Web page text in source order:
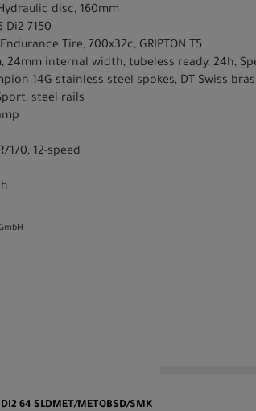
disc, 160mm
Di2 7150
Tire, 700x32c, GRIPTON T5
24mm internal width, tubeless ready, 24h,
14G stainless steel spokes, DT Swiss
steel rails
12-speed
64 SLDMET/METOBSD/SMK